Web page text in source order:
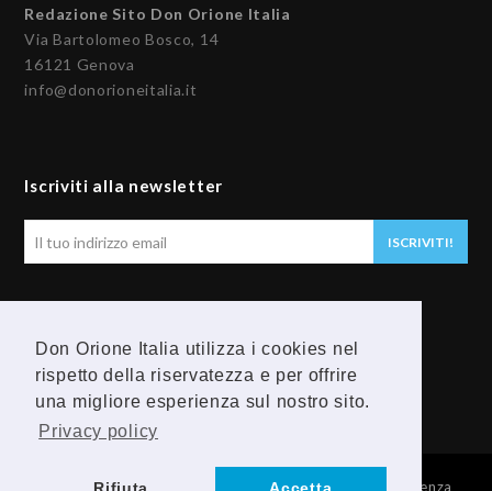
Don Orione Italia utilizza i cookies nel
rispetto della riservatezza e per offrire
una migliore esperienza sul nostro sito.
Privacy policy
Redazione Sito Don Orione Italia
Via Bartolomeo Bosco, 14
16121 Genova
info@donorioneitalia.it
Iscriviti alla newsletter
ISCRIVITI!
F
Y
o
© 2026 Provincia Religiosa Madre della Divina Provvidenza